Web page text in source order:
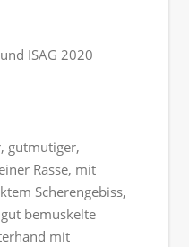
ISAG 2020
gutmutiger,
Rasse, mit
Scherengebiss,
bemuskelte
mit